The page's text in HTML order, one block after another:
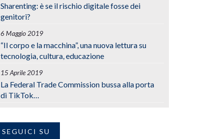
Sharenting: è se il rischio digitale fosse dei
genitori?
6 Maggio 2019
“Il corpo e la macchina”, una nuova lettura su
tecnologia, cultura, educazione
15 Aprile 2019
La Federal Trade Commission bussa alla porta
di TikTok…
SEGUICI SU